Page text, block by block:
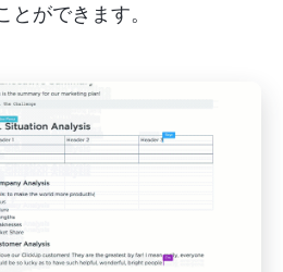
とができます。